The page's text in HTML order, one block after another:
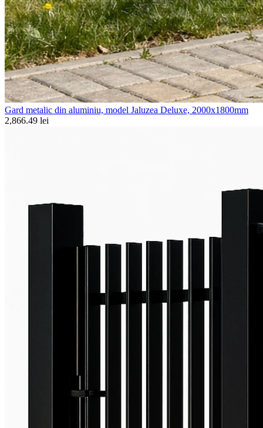
Gard metalic din aluminiu, model Jaluzea Deluxe, 2000x1800mm
2,866.49 lei